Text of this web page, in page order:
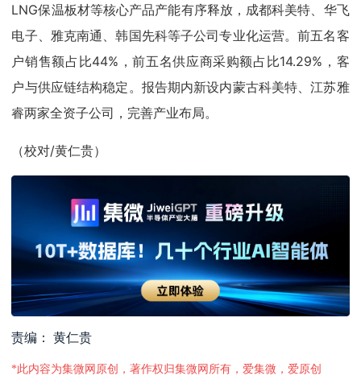
LNG保温板材等核心产品产能有序释放，成都科美特、华飞
电子、雅克南通、韩国先科等子公司专业化运营。前五名客
户销售额占比44%，前五名供应商采购额占比14.29%，客
户与供应链结构稳定。报告期内新设内蒙古科美特、江苏雅
睿两家全资子公司，完善产业布局。
（校对/黄仁贵）
责编： 黄仁贵
*此内容为集微网原创，著作权归集微网所有，爱集微，爱原创